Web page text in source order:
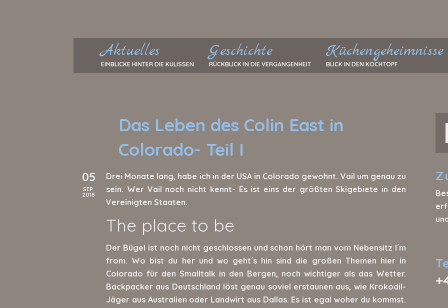
Aktuelles
EINBLICKE HINTER DIE KULISSEN
Geschichte
RÜCKBLICK IN DIE VERGANGENHEIT
Küchengeheimnisse
BLICK IN DEN KOCHTOPF
Das Leben des Colin East in
Colorado- Teil I
05
SEP.
2018
Drei Monate lang, habe ich in der USA in Colorado gewohnt. Vail um genau zu
sein. Wer Vail noch nicht kennt- Es ist eins der größten Skigebiete in den
Vereinigten Staaten.
The place to be
Der Bügel ist noch nicht geschlossen und schon hört man vom Nebensitz I´m
from. Wo bist du her und wo geht´s hin sind die großen Themen hier in
Colorado für den Smalltalk in den Bergen, noch wichtiger als das Wetter.
Backpacker aus Deutschland löst genau soviel erstaunen aus, wie Krokodil-
Jäger aus Australien oder Landwirt aus Dallas. Es ist egal woher du kommst.